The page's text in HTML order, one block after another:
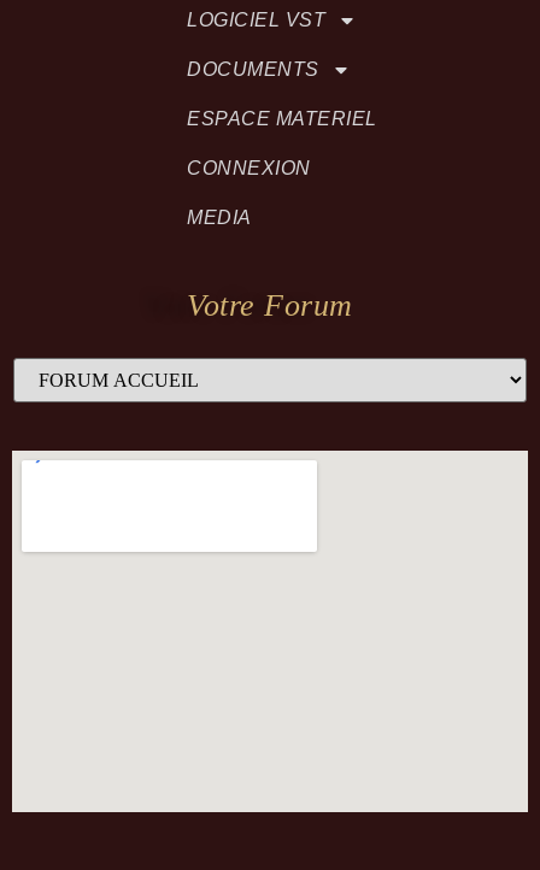
LOGICIEL VST
DOCUMENTS
ESPACE MATERIEL
CONNEXION
MEDIA
Votre Forum